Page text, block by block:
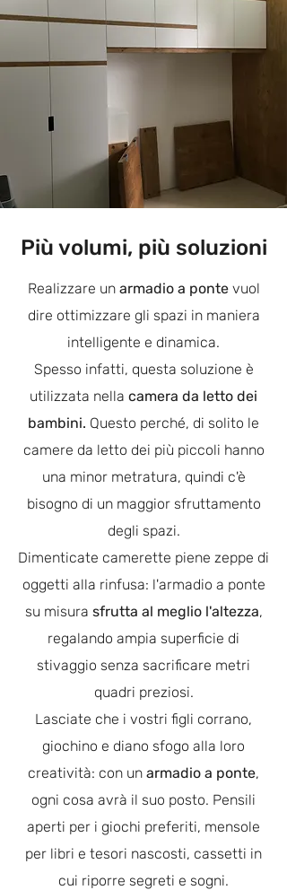
Più volumi, più soluzioni
Realizzare un armadio a pontevuol
dire ottimizzare gli spazi in maniera
intelligente e dinamica.
Spesso infatti, questa soluzione è
utilizzata nella camera da letto dei
bambini. Questo perché, di solito le
camere da letto dei più piccoli hanno
una minor metratura, quindi c'è
bisogno di un maggior sfruttamento
degli spazi.
Dimenticate camerette piene zeppe di
oggetti alla rinfusa: l'armadio a ponte
su misura sfrutta al meglio l'altezza,
regalando ampia superficie di
stivaggio senza sacrificare metri
quadri preziosi.
Lasciate che i vostri figli corrano,
giochino e diano sfogo alla loro
creatività: con un armadio a ponte,
ogni cosa avrà il suo posto. Pensili
aperti per i giochi preferiti, mensole
per libri e tesori nascosti, cassetti in
cui riporre segreti e sogni.